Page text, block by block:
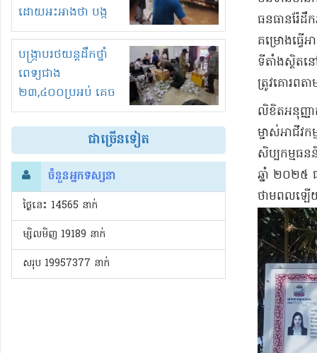
ដោយអះអាងថា បង្ក
បាក់ច្រាំងទន្លេ និង
រំខានទាំងយប់ទាំងថ្ងៃ
បង្ក្រាបរថយន្តដឹកថ្នាំ
ពេទ្យជាង
២៣,៤០០ប្រអប់ គេច
ពន្ធនិងអត់ច្បាប់នាំ
ចូល!?
ជាច្រើនទៀត
ចំនួនអ្នកទស្សនា
ថ្ងៃនេះ​ 14565 នាក់
ម្សិលមិញ 19189 នាក់
សរុប 19957377 នាក់
ធនធានរ៉ែដឹ
គម្រោងធ្វើ
ទីតាំងស្ថិតន
ត្រូវគោរពតា
លិខិតអនុញ្ញ
ម្ចាស់អាជីវ
សិប្បកម្មធន
ឆ្នាំ ២០២៥
ថាមពលឡ